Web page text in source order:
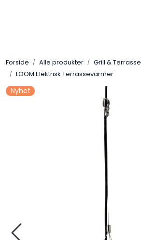
Forside Alle produkter Grill & Terrasse
LOOM Elektrisk Terrassevarmer
Nyhet
Koblingsmatriell
Regulatorer
Verktøy for tak